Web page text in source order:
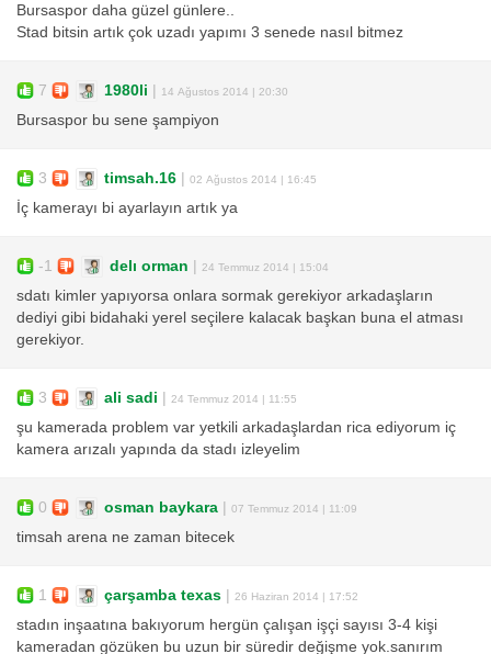
Bursaspor daha güzel günlere..
Stad bitsin artık çok uzadı yapımı 3 senede nasıl bitmez
7 1980li | 14 Ağustos 2014 | 20:30
Bursaspor bu sene şampiyon
3 timsah.16 | 02 Ağustos 2014 | 16:45
İç kamerayı bi ayarlayın artık ya
-1 delı orman | 24 Temmuz 2014 | 15:04
sdatı kimler yapıyorsa onlara sormak gerekiyor arkadaşların
dediyi gibi bidahaki yerel seçilere kalacak başkan buna el atması
gerekiyor.
3 ali sadi | 24 Temmuz 2014 | 11:55
şu kamerada problem var yetkili arkadaşlardan rica ediyorum iç
kamera arızalı yapında da stadı izleyelim
0 osman baykara | 07 Temmuz 2014 | 11:09
timsah arena ne zaman bitecek
1 çarşamba texas | 26 Haziran 2014 | 17:52
stadın inşaatına bakıyorum hergün çalışan işçi sayısı 3-4 kişi
kameradan gözüken bu uzun bir süredir değişme yok.sanırım